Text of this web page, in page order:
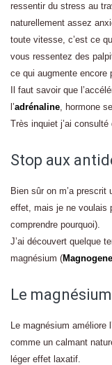
ressentir du stress au
naturellement assez
toute vitesse, c’est ce
vous ressentez des
ce qui augmente encore
Il faut savoir que
l’adrénaline, hormone
Très inquiet j’ai
Stop aux
Bien sûr on m’a
effet, mais je ne voulais
comprendre pourquoi).
J’ai découvert quelque
magnésium (Magnogene
Le magnésium
Le magnésium améliore
comme un calmant
léger effet laxatif.